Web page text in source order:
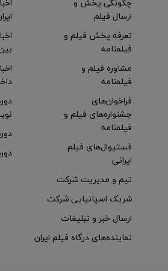
ارسال فیلم
تعرفه پخش فیلم و
فیلمنامه
مشاوره فیلم و
فیلمنامه
فراخوان‌های
جشنواره‌های فیلم و
فیلمنامه
فستیوال‌های فیلم
ایرانی
تیم و مدیریت شرکت
شریک اسپانیایی شرکت
ارسال خبر و تبلیغات
نماینده‌های درگاه فیلم ایران